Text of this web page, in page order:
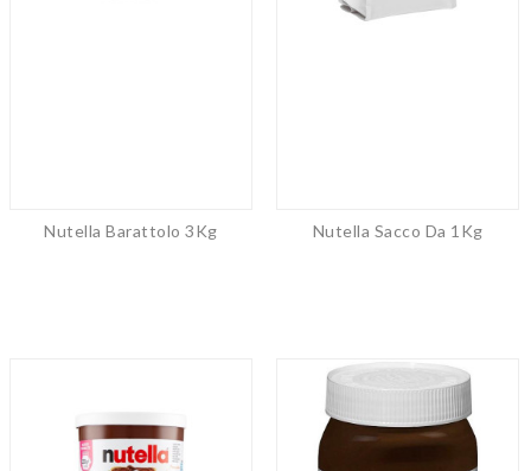
Nutella Barattolo 3Kg Nutella Sacco Da 1Kg